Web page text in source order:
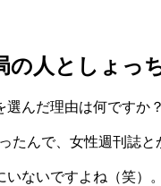
の人としょっ
んだ理由は何ですか？
たんで、女性週刊誌
ないですよね（笑）